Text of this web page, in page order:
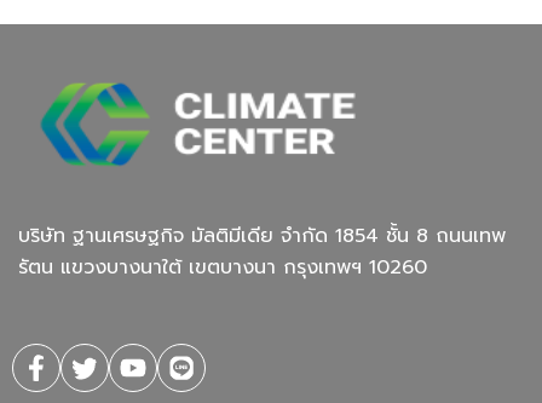
บริษัท ฐานเศรษฐกิจ มัลติมีเดีย จํากัด 1854 ชั้น 8 ถนนเทพ
รัตน แขวงบางนาใต้ เขตบางนา กรุงเทพฯ 10260